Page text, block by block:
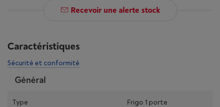
Recevoir une alerte stock
Caractéristiques
Sécurité et conformité
Général
Type Frigo 1 porte